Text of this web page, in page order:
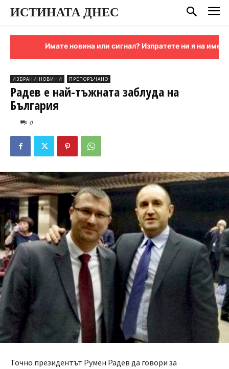
ИСТИНАТА ДНЕС
Имате новина или сигнал? Изпратете ни я на имейл:
ИЗБРАНИ НОВИНИ ПРЕПОРЪЧАНО
Радев е най-тъжната заблуда на
България
0
Точно президентът Румен Радев да говори за